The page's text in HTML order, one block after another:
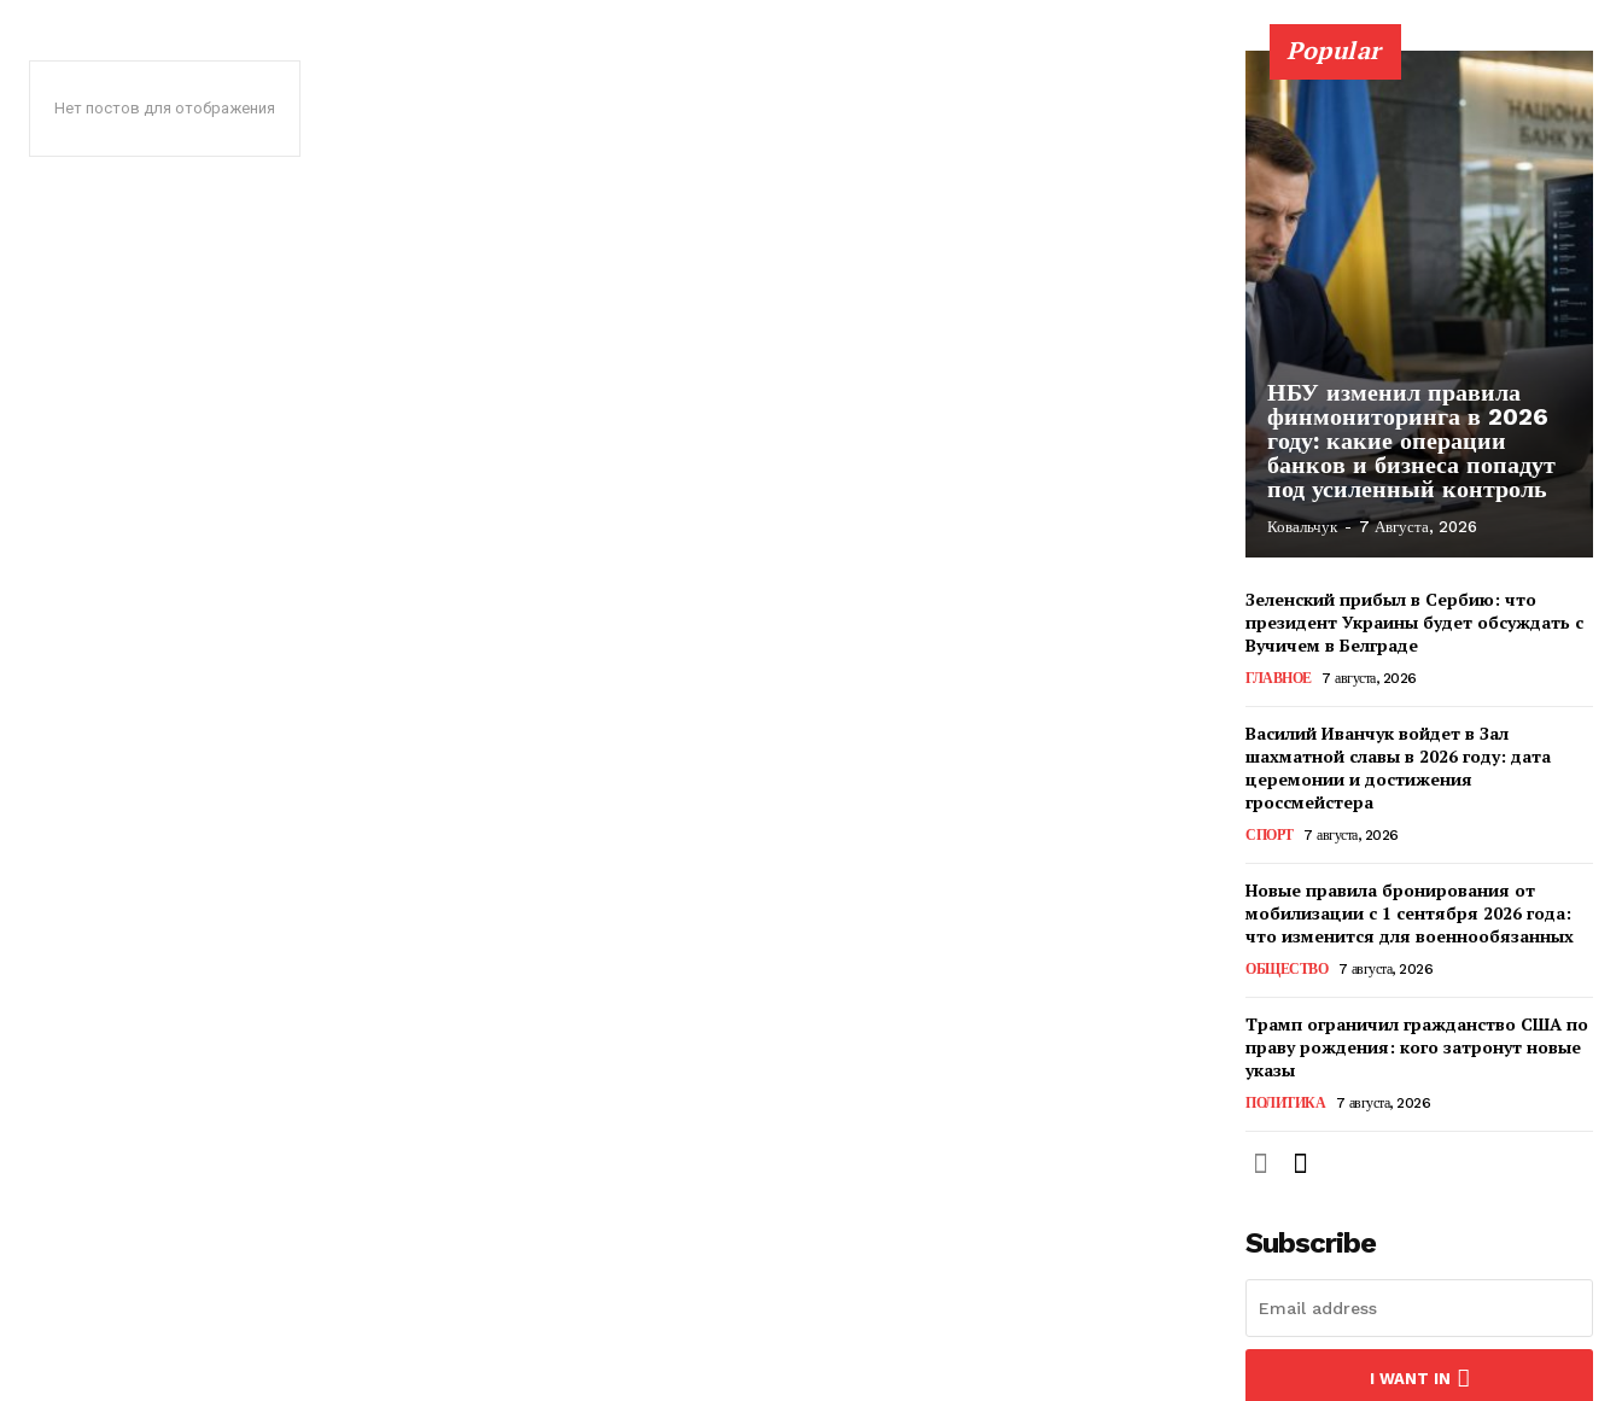
Нет постов для отображения
Popular
НБУ изменил правила
финмониторинга в 2026
году: какие операции
банков и бизнеса попадут
под усиленный контроль
Ковальчук - 7 Августа, 2026
Зеленский прибыл в Сербию: что
президент Украины будет обсуждать с
Вучичем в Белграде
ГЛАВНОЕ 7 августа, 2026
Василий Иванчук войдет в Зал
шахматной славы в 2026 году: дата
церемонии и достижения
гроссмейстера
СПОРТ 7 августа, 2026
Новые правила бронирования от
мобилизации с 1 сентября 2026 года:
что изменится для военнообязанных
ОБЩЕСТВО 7 августа, 2026
Трамп ограничил гражданство США по
праву рождения: кого затронут новые
указы
ПОЛИТИКА 7 августа, 2026
Subscribe
I WANT IN